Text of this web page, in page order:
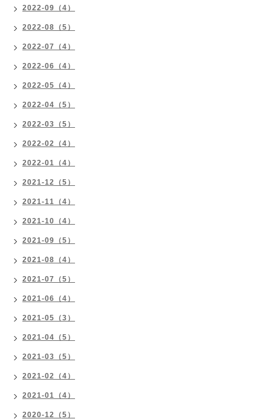
2022-09（4）
2022-08（5）
2022-07（4）
2022-06（4）
2022-05（4）
2022-04（5）
2022-03（5）
2022-02（4）
2022-01（4）
2021-12（5）
2021-11（4）
2021-10（4）
2021-09（5）
2021-08（4）
2021-07（5）
2021-06（4）
2021-05（3）
2021-04（5）
2021-03（5）
2021-02（4）
2021-01（4）
2020-12（5）